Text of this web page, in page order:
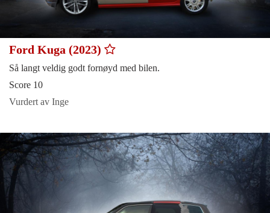
Ford Kuga (2023)
Så langt veldig godt fornøyd med bilen.
Score 10
Vurdert av Inge